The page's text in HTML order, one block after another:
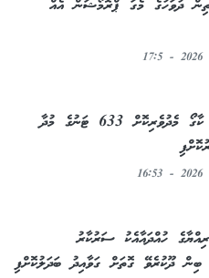
ދުވަހުގެ މެގަ ޕްރޮމޯޝަން އެއް
ސީ-ޓު-އެއަރ ކާގޯ މެދުވެރިކޮށް 633 ޓަނުގެ މުދާ
ހުއްދައާއެކު ސަރުކާރު
ބިން ދޫކުރެވޭ ގޮތަށް ގަވާއިދު ބަދަލުކޮށްފި